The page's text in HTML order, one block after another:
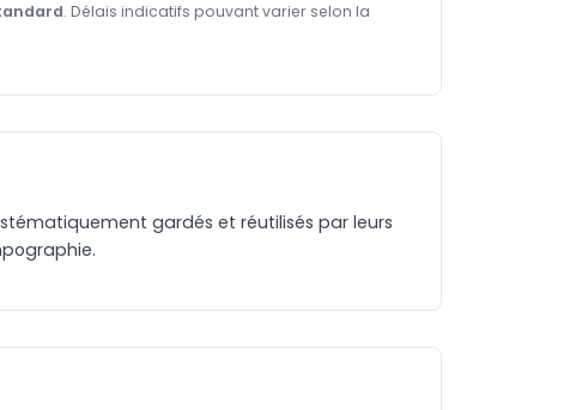
. Délais indicatifs pouvant varier selon la
gardés et réutilisés par leurs